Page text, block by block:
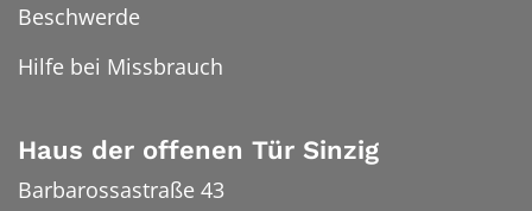
Beschwerde
Hilfe bei Missbrauch
Haus der offenen Tür Sinzig
Barbarossastraße 43